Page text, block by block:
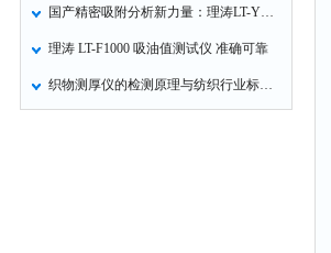
国产精密吸附分析新力量：理涛LT-Y019A全自动高压吸附仪的性能与应用解析
理涛 LT-F1000 吸油值测试仪 准确可靠
织物测厚仪的检测原理与纺织行业标准化应用